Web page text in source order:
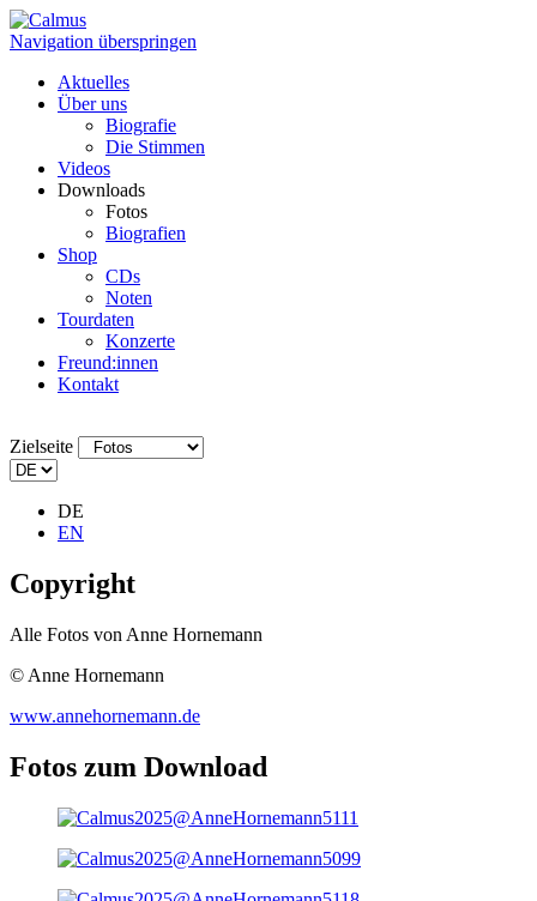
Navigation überspringen
Aktuelles
Über uns
Biografie
Die Stimmen
Videos
Downloads
Fotos
Biografien
Shop
CDs
Noten
Tourdaten
Konzerte
Freund:innen
Kontakt
Zielseite
DE
EN
Copyright
Alle Fotos von Anne Hornemann
© Anne Hornemann
www.annehornemann.de
Fotos zum Download